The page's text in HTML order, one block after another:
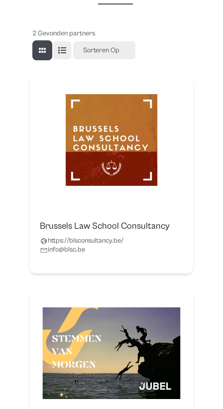
2Gevonden partners
Sorteren Op
Brussels Law School Consultancy
https://blsconsultancy.be/
info@blsc.be